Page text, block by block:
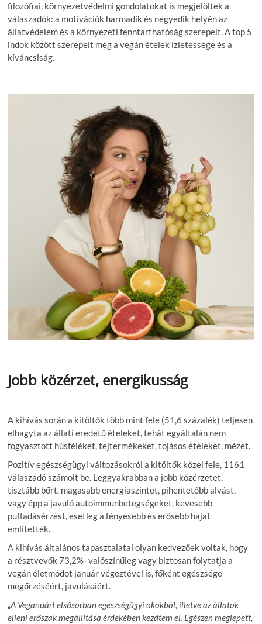
filozófiai, környezetvédelmi gondolatokat is megjelöltek a
válaszadók: a motivációk harmadik és negyedik helyén az
állatvédelem és a környezeti fenntarthatóság szerepelt. A top 5
indok között szerepelt még a vegán ételek ízletessége és a
kíváncsiság.
Jobb közérzet, energikusság
A kihívás során a kitöltők több mint fele (51,6 százalék) teljesen
elhagyta az állati eredetű ételeket, tehát egyáltalán nem
fogyasztott húsféléket, tejtermékeket, tojásos ételeket, mézet.
Pozitív egészségügyi változásokról a kitöltők közel fele, 1161
válaszadó számolt be. Leggyakrabban a jobb közérzetet,
tisztább bőrt, magasabb energiaszintet, pihentetőbb alvást,
vagy épp a javuló autoimmunbetegségeket, kevesebb
puffadásérzést, esetleg a fényesebb és erősebb hajat
említették.
A kihívás általános tapasztalatai olyan kedvezőek voltak, hogy
a résztvevők 73,2%- valószínűleg vagy biztosan folytatja a
vegán életmódot január végeztével is, főként egészsége
megőrzéséért, javulásáért.
„A Veganuárt elsősorban egészségügyi okokból, illetve az állatok
elleni erőszak megállítása érdekében kezdtem el. Egészen meglepett,